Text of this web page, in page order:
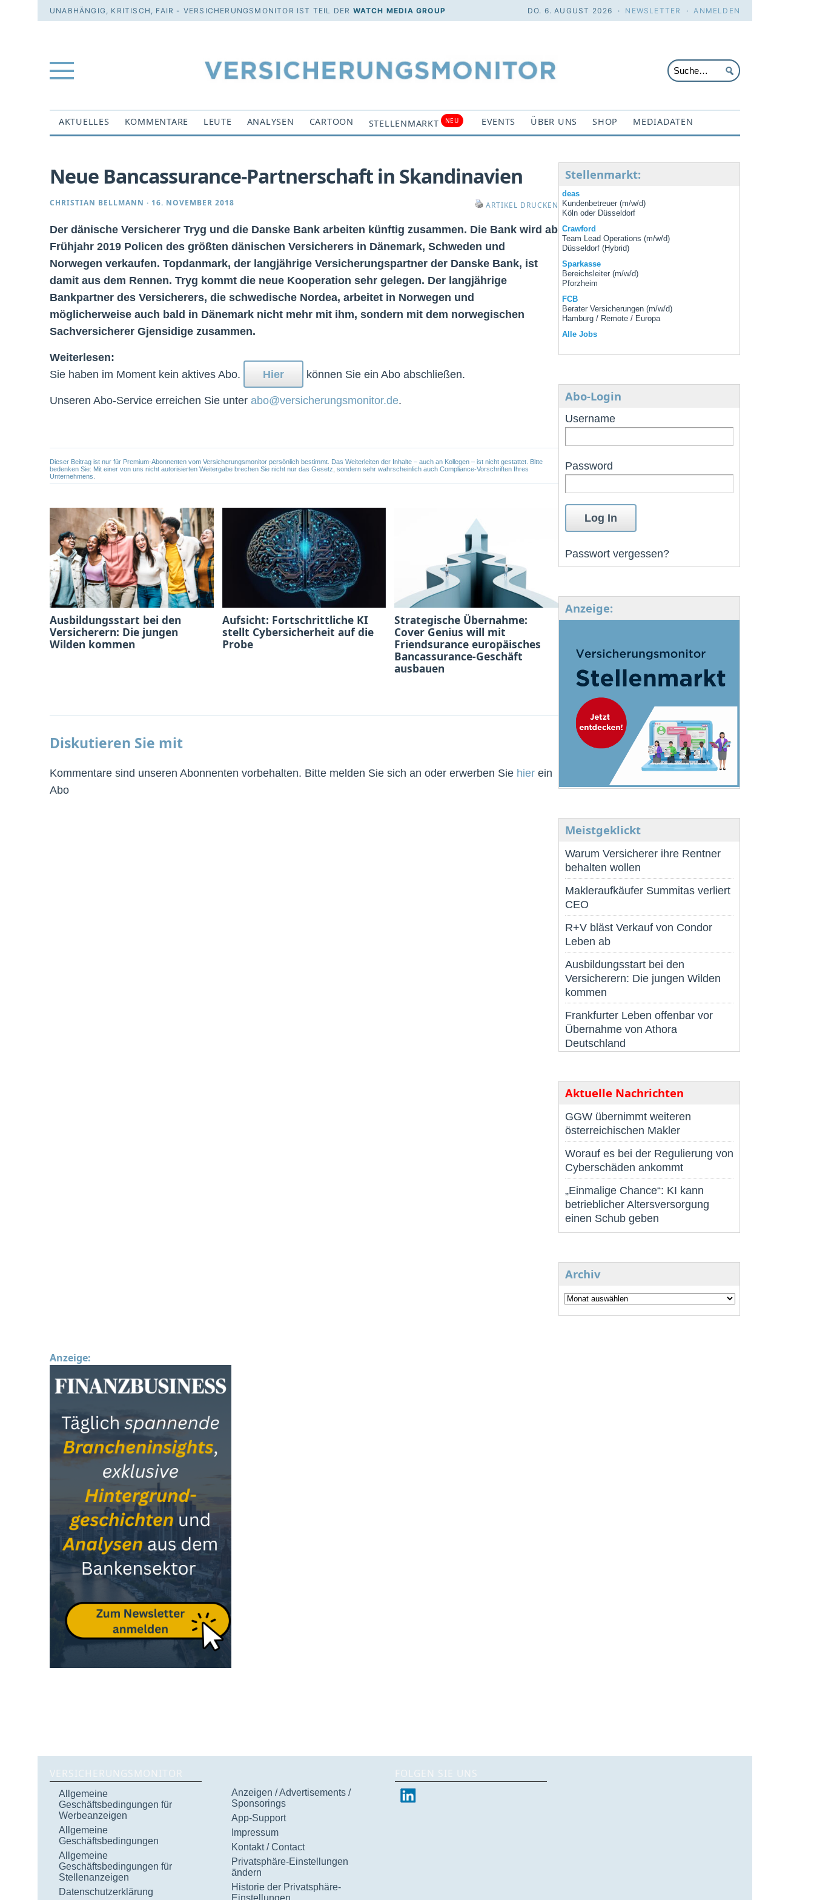
UNABHÄNGIG, KRITISCH, FAIR - VERSICHERUNGSMONITOR IST TEIL DER WATCH MEDIA GROUP DO. 6. AUGUST 2026 · NEWSLETTER ·ANMELDEN
AKTUELLES KOMMENTARE LEUTE ANALYSEN CARTOON STELLENMARKT NEU EVENTS ÜBER UNS SHOP MEDIADATEN
Neue Bancassurance-Partnerschaft in Skandinavien
CHRISTIAN BELLMANN · 16. NOVEMBER 2018 ARTIKEL DRUCKEN
Der dänische Versicherer Tryg und die Danske Bank arbeiten künftig zusammen. Die Bank wird ab
Frühjahr 2019 Policen des größten dänischen Versicherers in Dänemark, Schweden und
Norwegen verkaufen. Topdanmark, der langjährige Versicherungspartner der Danske Bank, ist
damit aus dem Rennen. Tryg kommt die neue Kooperation sehr gelegen. Der langjährige
Bankpartner des Versicherers, die schwedische Nordea, arbeitet in Norwegen und
möglicherweise auch bald in Dänemark nicht mehr mit ihm, sondern mit dem norwegischen
Sachversicherer Gjensidige zusammen.
Weiterlesen:
Sie haben im Moment kein aktives Abo.
Hier können Sie ein Abo abschließen.
Unseren Abo-Service erreichen Sie unter abo@versicherungsmonitor.de.
Dieser Beitrag ist nur für Premium-Abonnenten vom Versicherungsmonitor persönlich bestimmt. Das Weiterleiten der Inhalte – auch an Kollegen – ist nicht gestattet. Bitte
bedenken Sie: Mit einer von uns nicht autorisierten Weitergabe brechen Sie nicht nur das Gesetz, sondern sehr wahrscheinlich auch Compliance-Vorschriften Ihres
Unternehmens.
Ausbildungsstart bei den
Versicherern: Die jungen
Wilden kommen
Aufsicht: Fortschrittliche KI
stellt Cybersicherheit auf die
Probe
Strategische Übernahme:
Cover Genius will mit
Friendsurance europäisches
Bancassurance-Geschäft
ausbauen
Diskutieren Sie mit
Kommentare sind unseren Abonnenten vorbehalten. Bitte melden Sie sich an oder erwerben Sie hier ein
Abo
Stellenmarkt:
deas
Kundenbetreuer (m/w/d)
Köln oder Düsseldorf
Crawford
Team Lead Operations (m/w/d)
Düsseldorf (Hybrid)
Sparkasse
Bereichsleiter (m/w/d)
Pforzheim
FCB
Berater Versicherungen (m/w/d)
Hamburg / Remote / Europa
Alle Jobs
Abo-Login
Username
Password
Passwort vergessen?
Anzeige:
Meistgeklickt
Warum Versicherer ihre Rentner
behalten wollen
Makleraufkäufer Summitas verliert
CEO
R+V bläst Verkauf von Condor
Leben ab
Ausbildungsstart bei den
Versicherern: Die jungen Wilden
kommen
Frankfurter Leben offenbar vor
Übernahme von Athora
Deutschland
Aktuelle Nachrichten
GGW übernimmt weiteren
österreichischen Makler
Worauf es bei der Regulierung von
Cyberschäden ankommt
„Einmalige Chance“: KI kann
betrieblicher Altersversorgung
einen Schub geben
Archiv
Anzeige:
VERSICHERUNGSMONITOR
Allgemeine
Geschäftsbedingungen für
Werbeanzeigen
Allgemeine
Geschäftsbedingungen
Allgemeine
Geschäftsbedingungen für
Stellenanzeigen
Datenschutzerklärung
Anzeigen / Advertisements /
Sponsorings
App-Support
Impressum
Kontakt / Contact
Privatsphäre-Einstellungen
ändern
Historie der Privatsphäre-
Einstellungen
FOLGEN SIE UNS